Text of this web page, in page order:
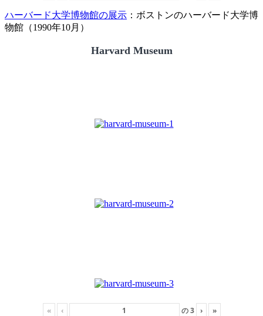
ハーバード大学博物館の展示 ：ボストンのハーバード大学博
物館（1990年10月）
Harvard Museum
« ‹ の3 › »